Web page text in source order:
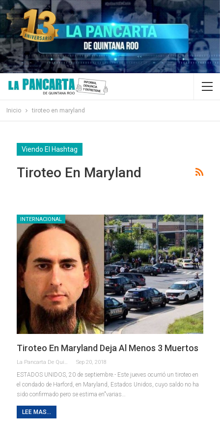
Inicio tiroteo en maryland
Viendo El Hashtag
Tiroteo En Maryland
INTERNACIONAL
Tiroteo En Maryland Deja Al Menos 3 Muertos
La Pancarta De Quintana Roo Sep 20, 2018
ESTADOS UNIDOS, 20 de septiembre.- Este jueves ocurrió un tiroteo en
el condado de Harford, en Maryland, Estados Unidos, cuyo saldo no ha
sido confirmado pero se estima en"varias…
LEE MAS...